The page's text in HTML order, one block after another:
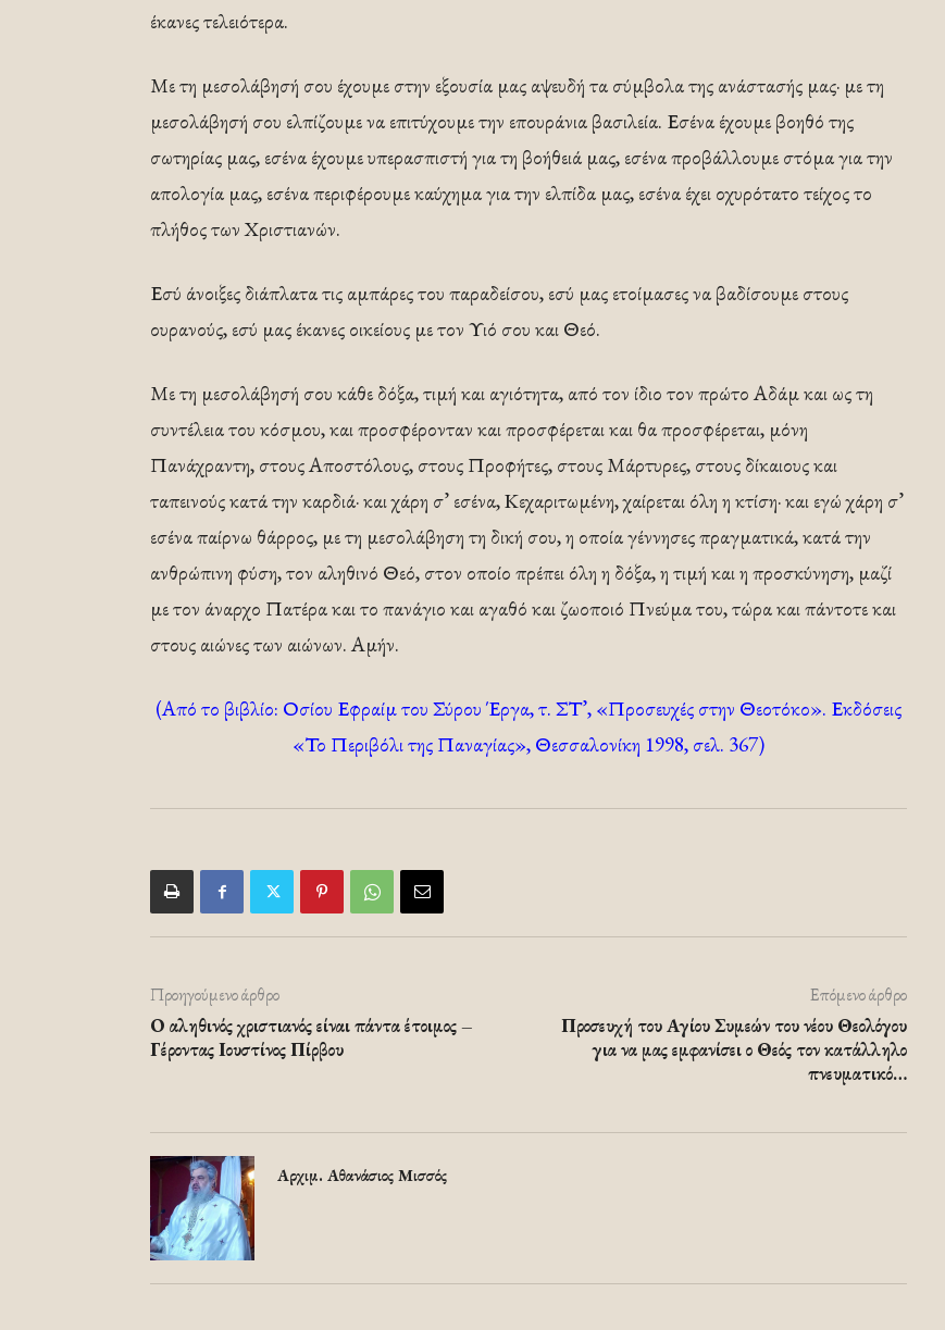
έκανες τελειότερα.
Με τη μεσολάβησή σου έχουμε στην εξουσία μας αψευδή τα σύμβολα της ανάστασής μας· με τη
μεσολάβησή σου ελπίζουμε να επιτύχουμε την επουράνια βασιλεία. Εσένα έχουμε βοηθό της
σωτηρίας μας, εσένα έχουμε υπερασπιστή για τη βοήθειά μας, εσένα προβάλλουμε στόμα για την
απολογία μας, εσένα περιφέρουμε καύχημα για την ελπίδα μας, εσένα έχει οχυρότατο τείχος το
πλήθος των Χριστιανών.
Εσύ άνοιξες διάπλατα τις αμπάρες του παραδείσου, εσύ μας ετοίμασες να βαδίσουμε στους
ουρανούς, εσύ μας έκανες οικείους με τον Υιό σου και Θεό.
Με τη μεσολάβησή σου κάθε δόξα, τιμή και αγιότητα, από τον ίδιο τον πρώτο Αδάμ και ως τη
συντέλεια του κόσμου, και προσφέρονταν και προσφέρεται και θα προσφέρεται, μόνη
Πανάχραντη, στους Αποστόλους, στους Προφήτες, στους Μάρτυρες, στους δίκαιους και
ταπεινούς κατά την καρδιά· και χάρη σ’ εσένα, Κεχαριτωμένη, χαίρεται όλη η κτίση· και εγώ χάρη σ’
εσένα παίρνω θάρρος, με τη μεσολάβηση τη δική σου, η οποία γέννησες πραγματικά, κατά την
ανθρώπινη φύση, τον αληθινό Θεό, στον οποίο πρέπει όλη η δόξα, η τιμή και η προσκύνηση, μαζί
με τον άναρχο Πατέρα και το πανάγιο και αγαθό και ζωοποιό Πνεύμα του, τώρα και πάντοτε και
στους αιώνες των αιώνων. Αμήν.
(Από το βιβλίο: Οσίου Εφραίμ του Σύρου Έργα, τ. ΣΤ’, «Προσευχές στην Θεοτόκο». Εκδόσεις
«Το Περιβόλι της Παναγίας», Θεσσαλονίκη 1998, σελ. 367)
Προηγούμενο άρθρο
Ο αληθινός χριστιανός είναι πάντα έτοιμος –
Γέροντας Ιουστίνος Πίρβου
Επόμενο άρθρο
Προσευχή του Αγίου Συμεών του νέου Θεολόγου
για να μας εμφανίσει ο Θεός τον κατάλληλο
πνευματικό…
Αρχιμ. Αθανάσιος Μισσός